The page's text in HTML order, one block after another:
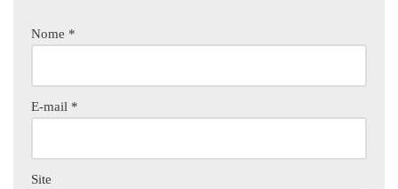
Nome *
E-mail *
Site